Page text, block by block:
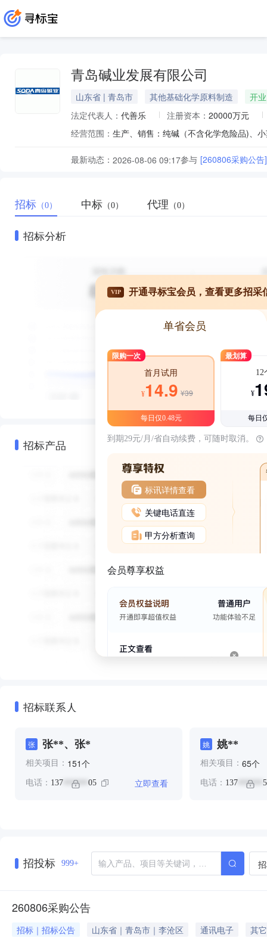
青岛碱业发展有限公司
山东省 | 青岛市 其他基础化学原料制造
开业
法定代表人： 代善乐 注册资本： 20000万元
经营范围：
最新动态： 2026-08-06 09:17参与 [260806采购公告]
招标 （0） 中标 （0） 代理 （0）
招标分析
招标产品
VIP 开通寻标宝会员，查看更多招采
单省会员
限购一次
首月试用
¥14.9 ¥39
每日仅0.48元
最划算
12
¥
每日
到期29元/月/省自动续费，可随时取消。
标讯详情查看
关键电话直连
甲方分析查询
会员尊享权益
招标联系人
张 张**、张*
相关项目： 151个
电话： 137 ****** 05 立即查看
姚 姚**
相关项目： 65个
电话： 137 ******
招投标 999+
260806采购公告
招标｜招标公告 山东省｜青岛市｜李沧区 通讯电子
其它